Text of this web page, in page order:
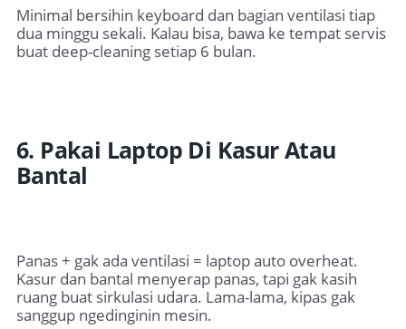
Minimal bersihin keyboard dan bagian ventilasi tiap
dua minggu sekali. Kalau bisa, bawa ke tempat servis
buat deep-cleaning setiap 6 bulan.
6. Pakai Laptop Di Kasur Atau
Bantal
Panas + gak ada ventilasi = laptop auto overheat.
Kasur dan bantal menyerap panas, tapi gak kasih
ruang buat sirkulasi udara. Lama-lama, kipas gak
sanggup ngedinginin mesin.